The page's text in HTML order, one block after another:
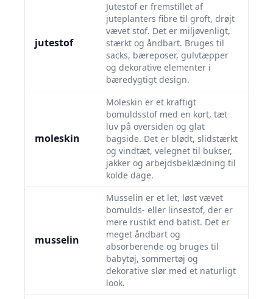
jutestof
Jutestof er fremstillet af
juteplanters fibre til groft, drøjt
vævet stof. Det er miljøvenligt,
stærkt og åndbart. Bruges til
sacks, bæreposer, gulvtæpper
og dekorative elementer i
bæredygtigt design.
moleskin
Moleskin er et kraftigt
bomuldsstof med en kort, tæt
luv på oversiden og glat
bagside. Det er blødt, slidstærkt
og vindtæt, velegnet til bukser,
jakker og arbejdsbeklædning til
kolde dage.
musselin
Musselin er et let, løst vævet
bomulds- eller linsestof, der er
mere rustikt end batist. Det er
meget åndbart og
absorberende og bruges til
babytøj, sommertøj og
dekorative slør med et naturligt
look.